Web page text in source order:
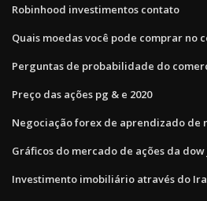
Robinhood investimentos contato
Quais moedas você pode comprar no
Perguntas de probabilidade do
Preço das ações pg & e 2020
Negociação forex de aprendizado de
Gráficos do mercado de ações da dow
Investimento imobiliário através do